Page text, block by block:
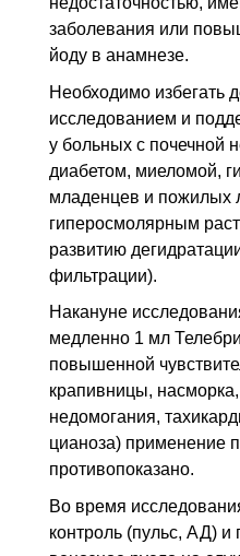
заболевания или
йоду в анамнезе.
Необходимо избегать
исследованием и
у больных с почечной
диабетом, миеломой,
младенцев и пожилых
гиперосмолярным
развитию
фильтрации).
Накануне
медленно 1 мл
повышенной
крапивницы,
недомогания,
цианоза) применение
противопоказано.
Во время
контроль (пульс, АД) и